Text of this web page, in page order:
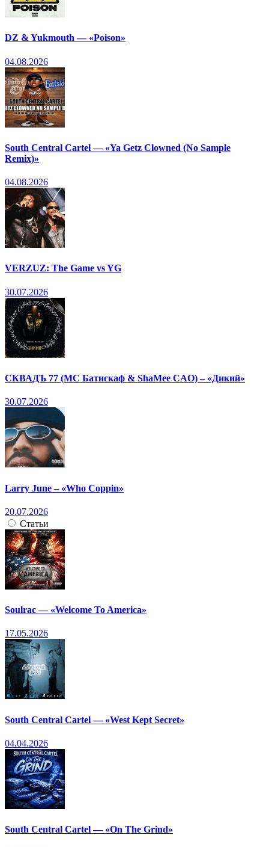
DZ & Yukmouth — «Poison»
04.08.2026
South Central Cartel — «Ya Getz Clowned (No Sample
Remix)»
04.08.2026
VERZUZ: The Game vs YG
30.07.2026
СКВАДЪ 77 (МС Батискаф & ShaMee CAO) – «Дикий»
30.07.2026
Larry June – «Who Coppin»
20.07.2026
Статьи
Soulrac — «Welcome To America»
17.05.2026
South Central Cartel — «West Kept Secret»
04.04.2026
South Central Cartel — «On The Grind»